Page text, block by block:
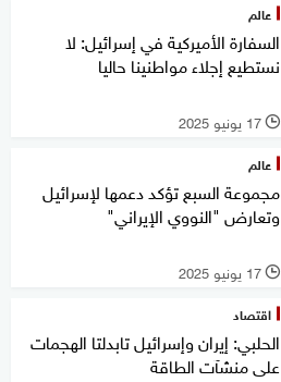
عالم
السفارة الأميركية في إسرائيل: لا
نستطيع إجلاء مواطنينا حاليا
l 17 يونيو 2025
عالم
مجموعة السبع تؤكد دعمها لإسرائيل
وتعارض "النووي الإيراني"
l 17 يونيو 2025
اقتصاد
الحلبي: إيران وإسرائيل تابدلتا الهجمات
على منشآت الطاقة